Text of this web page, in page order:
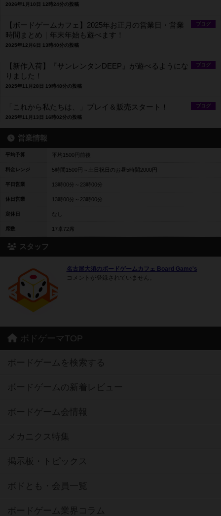
2026年1月10日 12時24分の投稿
ブログ
【ボードゲームカフェ】2025年お正月の営業日・営業
時間まとめ｜年末年始も遊べます！
2025年12月6日 13時40分の投稿
ブログ
【新作入荷】『サンレンタンDEEP』が遊べるようにな
りました！
2025年11月28日 19時48分の投稿
ブログ
「これから私たちは、」プレイ＆販売スタート！
2025年11月13日 16時02分の投稿
営業情報
平均予算 平均1500円前後
料金レンジ 5時間1500円～土日祝日のお昼5時間2000円
平日営業 13時00分～23時00分
休日営業 13時00分～23時00分
定休日 なし
席数 17卓72席
スタッフ
名古屋大須のボードゲームカフェ Board Game's
コメントが登録されていません。
ボドゲーマTOP
ボードゲームを検索する
ボードゲームの新着レビュー
ボードゲーム会情報
メカニクス特集
掲示板・トピックス
ボドとも・会員一覧
ボードゲーム業界コラム